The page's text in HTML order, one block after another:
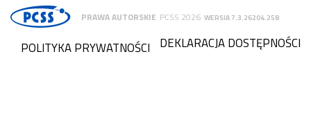
PRAWA AUTORSKIE PCSS 2026 WERSJA 7.3.26204.258
DEKLARACJA DOSTĘPNOŚCI
POLITYKA PRYWATNOŚCI